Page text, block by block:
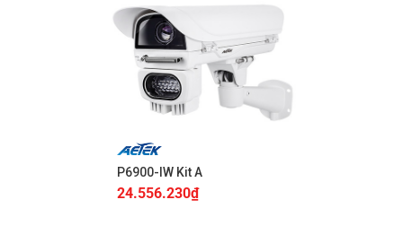
P6900-IW Kit A
24.556.230₫